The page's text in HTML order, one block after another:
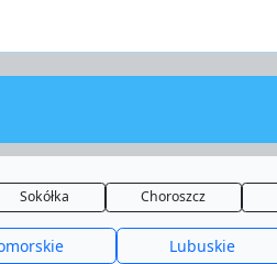
Sokółka Choroszcz
Lubuskie